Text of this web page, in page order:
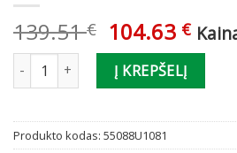
139.51€ Original
price
was:
139.51 €.
104.63 €
price
produkto kiekis: Grindų šildymo
Į KREPŠELĮ
Produkto kodas: 55088U1081